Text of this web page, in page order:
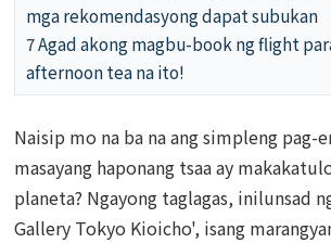
mga rekomendasyong dapat subukan
7Agad akong magbu-book ng flight
afternoon tea na ito!
Naisip mo na ba na ang simpleng pag-
masayang haponang tsaa ay
planeta? Ngayong taglagas, inilunsad
Gallery Tokyo Kioicho', isang